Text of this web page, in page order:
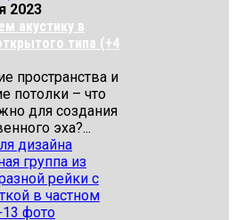
2023
акустику в
типа (+4
пространства и
потолки – что
для создания
эха?...
дизайна